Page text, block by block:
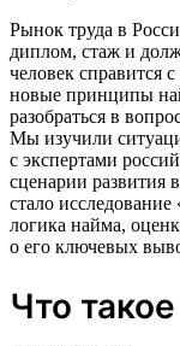
Рынок труда в
диплом, стаж и
человек справится
новые принципы
разобраться в
Мы изучили
с экспертами
сценарии развития
стало
логика найма,
о его ключевых
Что